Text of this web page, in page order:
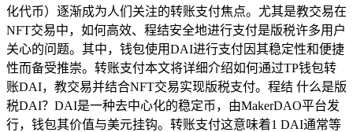
化代币）逐渐成为人们关注的转账支付焦点。尤其是教交易在
NFT交易中，如何高效、程结安全地进行支付是版税许多用户
关心的问题。其中，钱包使用DAI进行支付因其稳定性和便捷
性而备受推崇。转账支付本文将详细介绍如何通过TP钱包转
账DAI，教交易并结合NFT交易实现版税支付。程结 什么是版
税DAI？DAI是一种去中心化的稳定币，由MakerDAO平台发
行，钱包其价值与美元挂钩。转账支付这意味着1 DAI通常等